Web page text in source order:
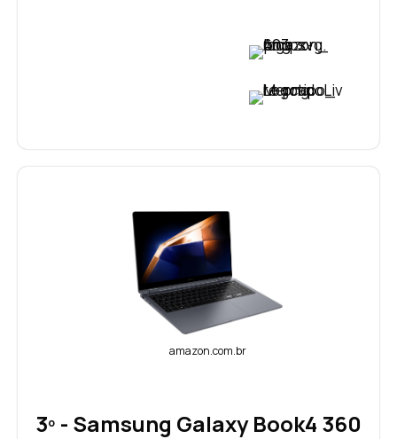
amazon.com.br
3º - Samsung Galaxy Book4 360